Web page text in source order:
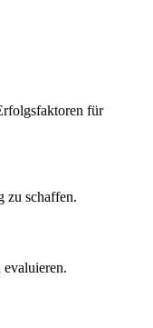
für
zu schaffen.